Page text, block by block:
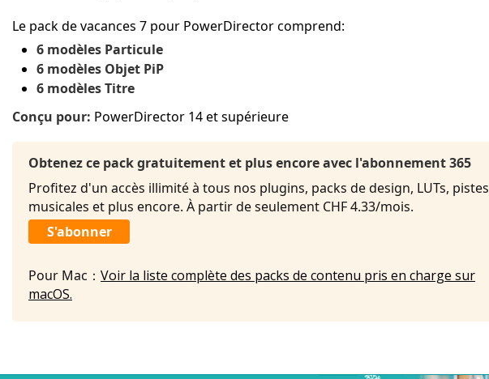
Le pack de vacances 7 pour PowerDirector comprend:
6 modèles Particule
6 modèles Objet PiP
6 modèles Titre
Conçu pour: PowerDirector 14 et supérieure
Obtenez ce pack gratuitement et plus encore avec l'abonnement 365
Profitez d'un accès illimité à tous nos plugins, packs de design, LUTs, pistes
musicales et plus encore. À partir de seulement CHF 4.33/mois.
S'abonner
Pour Mac： Voir la liste complète des packs de contenu pris en charge sur
macOS.